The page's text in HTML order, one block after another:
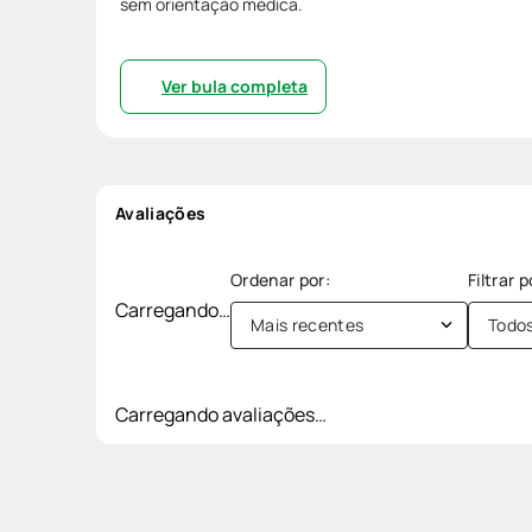
Ver bula completa
Avaliações
Carregando…
Mais recentes
Carregando avaliações…